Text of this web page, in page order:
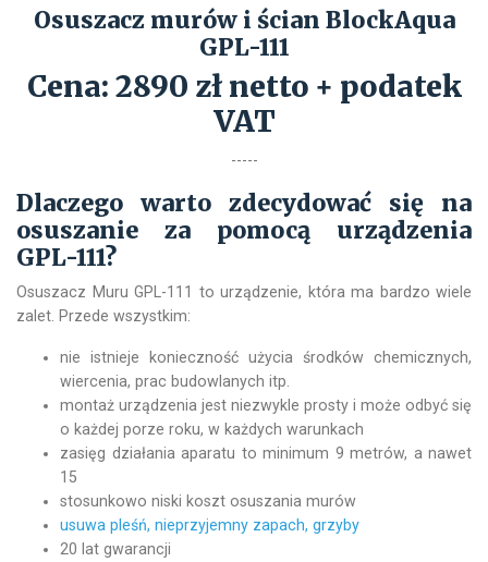
Osuszacz murów i ścian BlockAqua
GPL-111
Cena: 2890 zł netto + podatek
VAT
-----
Dlaczego warto zdecydować się na
osuszanie za pomocą urządzenia
GPL-111?
Osuszacz Muru GPL-111 to urządzenie, która ma bardzo wiele
zalet. Przede wszystkim:
nie istnieje konieczność użycia środków chemicznych,
wiercenia, prac budowlanych itp.
montaż urządzenia jest niezwykle prosty i może odbyć się
o każdej porze roku, w każdych warunkach
zasięg działania aparatu to minimum 9 metrów, a nawet
15
stosunkowo niski koszt osuszania murów
usuwa pleśń, nieprzyjemny zapach, grzyby
20 lat gwarancji